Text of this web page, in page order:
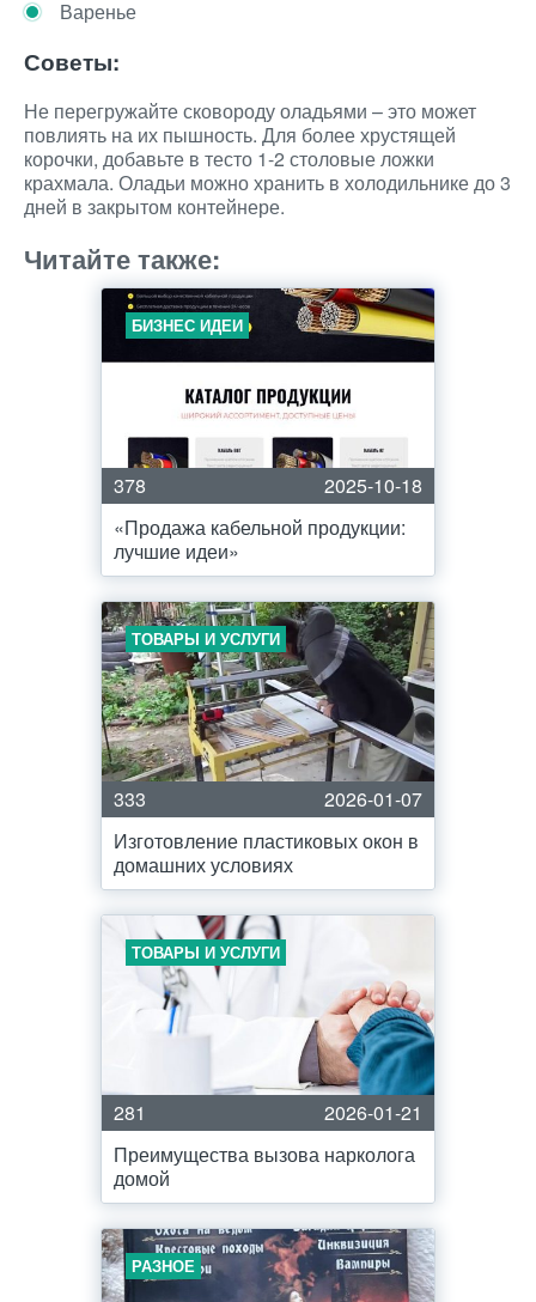
Варенье
Советы:
Не перегружайте сковороду оладьями – это может
повлиять на их пышность. Для более хрустящей
корочки, добавьте в тесто 1-2 столовые ложки
крахмала. Оладьи можно хранить в холодильнике до 3
дней в закрытом контейнере.
Читайте также:
БИЗНЕС ИДЕИ
378
2025-10-18
«Продажа кабельной продукции:
лучшие идеи»
ТОВАРЫ И УСЛУГИ
333
2026-01-07
Изготовление пластиковых окон в
домашних условиях
ТОВАРЫ И УСЛУГИ
281
2026-01-21
Преимущества вызова нарколога
домой
РАЗНОЕ